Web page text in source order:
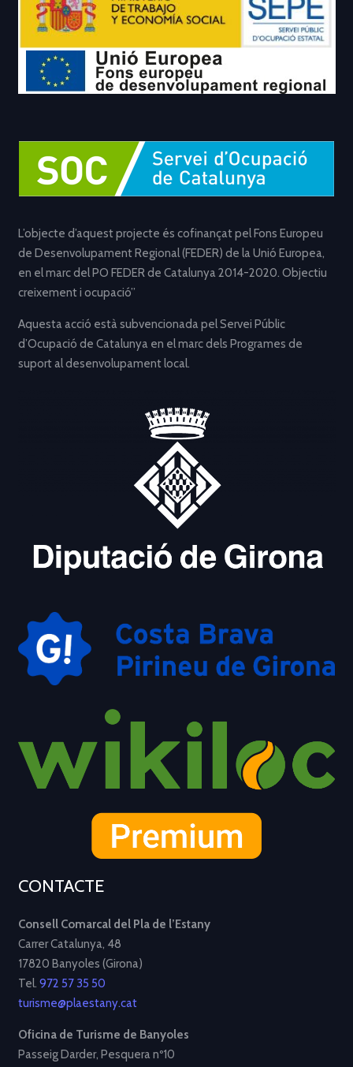
L’objecte d’aquest projecte és cofinançat pel Fons Europeu
de Desenvolupament Regional (FEDER) de la Unió Europea,
en el marc del PO FEDER de Catalunya 2014-2020. Objectiu
creixement i ocupació”
Aquesta acció està subvencionada pel Servei Públic
d’Ocupació de Catalunya en el marc dels Programes de
suport al desenvolupament local.
CONTACTE
Consell Comarcal del Pla de l’Estany
Carrer Catalunya, 48
17820 Banyoles (Girona)
Tel. 972 57 35 50
turisme@plaestany.cat
Oficina de Turisme de Banyoles
Passeig Darder, Pesquera nº10